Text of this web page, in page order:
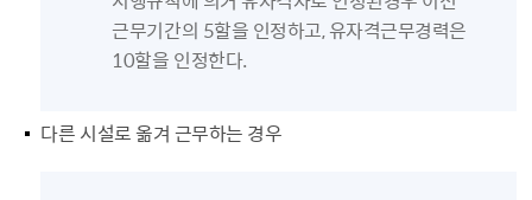
근무기간의 5할을 인정하고, 유자격근무경력은
10할을 인정한다.
다른 시설로 옮겨 근무하는 경우